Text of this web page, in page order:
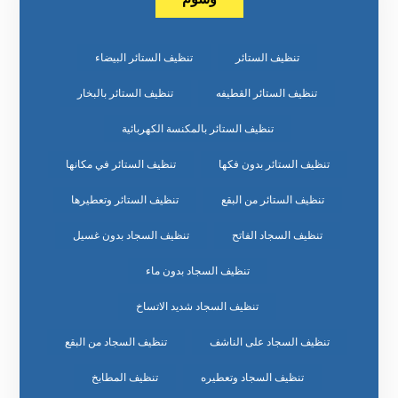
تنظيف الستائر تنظيف الستائر البيضاء
تنظيف الستائر القطيفه تنظيف الستائر بالبخار
تنظيف الستائر بالمكنسة الكهربائية
تنظيف الستائر بدون فكها تنظيف الستائر في مكانها
تنظيف الستائر من البقع تنظيف الستائر وتعطيرها
تنظيف السجاد الفاتح تنظيف السجاد بدون غسيل
تنظيف السجاد بدون ماء
تنظيف السجاد شديد الاتساخ
تنظيف السجاد على الناشف تنظيف السجاد من البقع
تنظيف السجاد وتعطيره تنظيف المطابخ